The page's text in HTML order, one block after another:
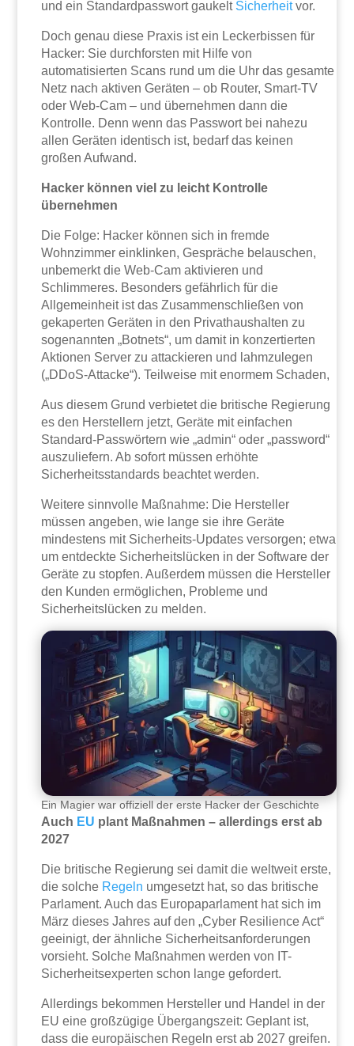
und ein Standardpasswort gaukelt Sicherheitvor.
Doch genau diese Praxis ist ein Leckerbissen für
Hacker: Sie durchforsten mit Hilfe von
automatisierten Scans rund um die Uhr das gesamte
Netz nach aktiven Geräten – ob Router, Smart-TV
oder Web-Cam – und übernehmen dann die
Kontrolle. Denn wenn das Passwort bei nahezu
allen Geräten identisch ist, bedarf das keinen
großen Aufwand.
Hacker können viel zu leicht Kontrolle
übernehmen
Die Folge: Hacker können sich in fremde
Wohnzimmer einklinken, Gespräche belauschen,
unbemerkt die Web-Cam aktivieren und
Schlimmeres. Besonders gefährlich für die
Allgemeinheit ist das Zusammenschließen von
gekaperten Geräten in den Privathaushalten zu
sogenannten „Botnets“, um damit in konzertierten
Aktionen Server zu attackieren und lahmzulegen
(„DDoS-Attacke“). Teilweise mit enormem Schaden,
Aus diesem Grund verbietet die britische Regierung
es den Herstellern jetzt, Geräte mit einfachen
Standard-Passwörtern wie „admin“ oder „password“
auszuliefern. Ab sofort müssen erhöhte
Sicherheitsstandards beachtet werden.
Weitere sinnvolle Maßnahme: Die Hersteller
müssen angeben, wie lange sie ihre Geräte
mindestens mit Sicherheits-Updates versorgen; etwa
um entdeckte Sicherheitslücken in der Software der
Geräte zu stopfen. Außerdem müssen die Hersteller
den Kunden ermöglichen, Probleme und
Sicherheitslücken zu melden.
Ein Magier war offiziell der erste Hacker der Geschichte
Auch EU plant Maßnahmen – allerdings erst ab
2027
Die britische Regierung sei damit die weltweit erste,
die solche Regeln umgesetzt hat, so das britische
Parlament. Auch das Europaparlament hat sich im
März dieses Jahres auf den „Cyber Resilience Act“
geeinigt, der ähnliche Sicherheitsanforderungen
vorsieht. Solche Maßnahmen werden von IT-
Sicherheitsexperten schon lange gefordert.
Allerdings bekommen Hersteller und Handel in der
EU eine großzügige Übergangszeit: Geplant ist,
dass die europäischen Regeln erst ab 2027 greifen.